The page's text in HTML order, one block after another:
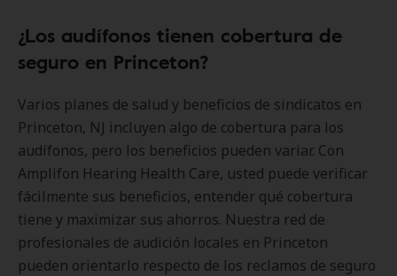
¿Los audífonos tienen cobertura de
seguro en Princeton?
Varios planes de salud y beneficios de sindicatos en
Princeton, NJ incluyen algo de cobertura para los
audífonos, pero los beneficios pueden variar. Con
Amplifon Hearing Health Care, usted puede verificar
fácilmente sus beneficios, entender qué cobertura
tiene y maximizar sus ahorros. Nuestra red de
profesionales de audición locales en Princeton
pueden orientarlo respecto de los reclamos de seguro